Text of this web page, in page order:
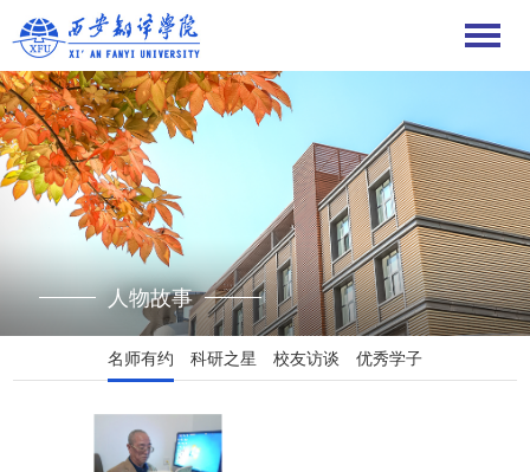
人物故事
名师有约 科研之星 校友访谈 优秀学子